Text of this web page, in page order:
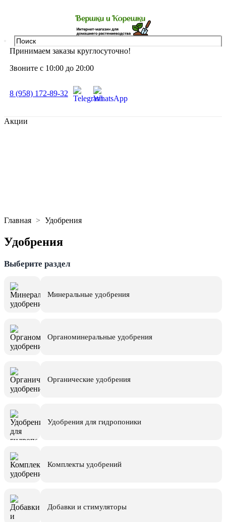
Принимаем заказы круглосуточно!
Звоните с 10:00 до 20:00
8 (958) 172-89-32
Акции
Главная Удобрения
Удобрения
Выберите раздел
Минеральные удобрения
Органоминеральные удобрения
Органические удобрения
Удобрения для гидропоники
Комплекты удобрений
Добавки и стимуляторы